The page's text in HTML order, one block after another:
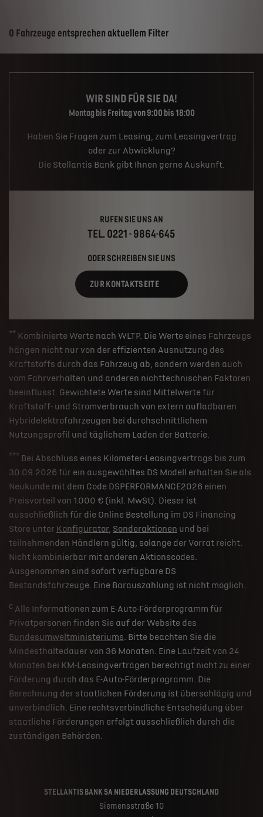
Suchergebnisse
0 Fahrzeuge entsprechen aktuellem Filter
WIR SIND FÜR SIE DA!
Montag bis Freitag von 9:00 bis 18:00
Haben Sie Fragen zum Leasing, zum Leasingvertrag
oder zur Abwicklung?
Die Stellantis Bank gibt Ihnen gerne Auskunft.
RUFEN SIE UNS AN
TEL. 0221 - 9864-645
ODER SCHREIBEN SIE UNS
ZUR KONTAKTSEITE
** Kombinierte Werte nach WLTP. Die Werte eines Fahrzeugs
hängen nicht nur von der effizienten Ausnutzung des
Kraftstoffs durch das Fahrzeug ab, sondern werden auch
vom Fahrverhalten und anderen nichttechnischen Faktoren
beeinflusst. Gewichtete Werte sind Mittelwerte für
Kraftstoff- und Stromverbrauch von extern aufladbaren
Hybridelektrofahrzeugen bei durchschnittlichem
Nutzungsprofil und täglichem Laden der Batterie.
*** Bei Abschluss eines Kilometer-Leasingvertrags bis zum
30.09.2026 für ein ausgewähltes DS Modell erhalten Sie als
Neukunde mit dem Code DSPERFORMANCE2026 einen
Preisvorteil von 1.000 € (inkl. MwSt). Dieser ist
ausschließlich für die Online Bestellung im DS Financing
Store unter Konfigurator, Sonderaktionen und bei
teilnehmenden Händlern gültig, solange der Vorrat reicht.
Nicht kombinierbar mit anderen Aktionscodes.
Ausgenommen sind sofort verfügbare DS
Bestandsfahrzeuge. Eine Barauszahlung ist nicht möglich.
c Alle Informationen zum E-Auto-Förderprogramm für
Privatpersonen finden Sie auf der Website des
Bundesumweltministeriums. Bitte beachten Sie die
Mindesthaltedauer von 36 Monaten. Eine Laufzeit von 24
Monaten bei KM-Leasingverträgen berechtigt nicht zu einer
Förderung durch das E-Auto-Förderprogramm. Die
Berechnung der staatlichen Förderung ist überschlägig und
unverbindlich. Eine rechtsverbindliche Entscheidung über
staatliche Förderungen erfolgt ausschließlich durch die
zuständigen Behörden.
STELLANTIS BANK SA NIEDERLASSUNG DEUTSCHLAND
Siemensstraße 10